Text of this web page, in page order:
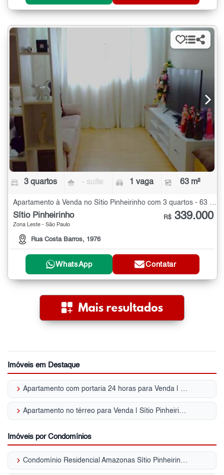
3 quartos - suíte 1 vaga 63 m²
Apartamento à Venda no Sítio Pinheirinho com 3 quartos - 63 m²
Sítio Pinheirinho
Zona Leste - São Paulo
Rua Costa Barros, 1976
R$ 339.000
WhatsApp Contatar
Imóveis em Destaque
keyboard_arrow_right Apartamento com portaria 24 horas para Venda | Sítio Pinheirinho
keyboard_arrow_right Apartamento no térreo para Venda | Sítio Pinheirinho
Imóveis por Condomínios
keyboard_arrow_right Condomínio Residencial Amazonas Sítio Pinheirinho